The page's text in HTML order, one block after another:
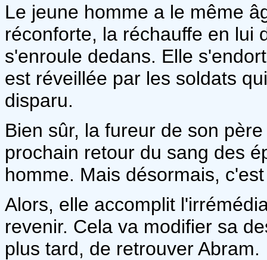
Le jeune homme a le même
réconforte, la réchauffe en lui
s'enroule dedans. Elle
est réveillée par les soldats
disparu.
Bien sûr, la fureur de son
prochain retour du sang des
homme. Mais désormais,
Alors, elle accomplit
revenir. Cela va modifier sa
plus tard, de retrouver Abram.